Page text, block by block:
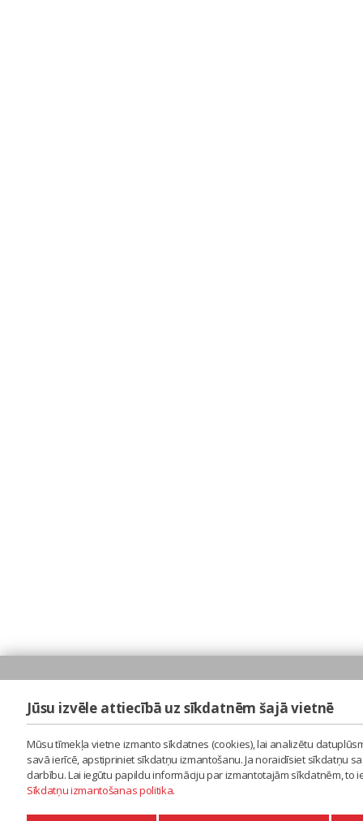
Jūsu izvēle attiecībā uz sīkdatnēm šajā vietnē
Mūsu tīmekļa vietne izmanto sīkdatnes (cookies), lai analizētu
savā ierīcē, apstipriniet sīkdatņu izmantošanu. Ja noraidīsiet sīkdatņu
darbību. Lai iegūtu papildu informāciju par izmantotajām sīkdatnēm,
Sīkdatņu izmantošanas politika.